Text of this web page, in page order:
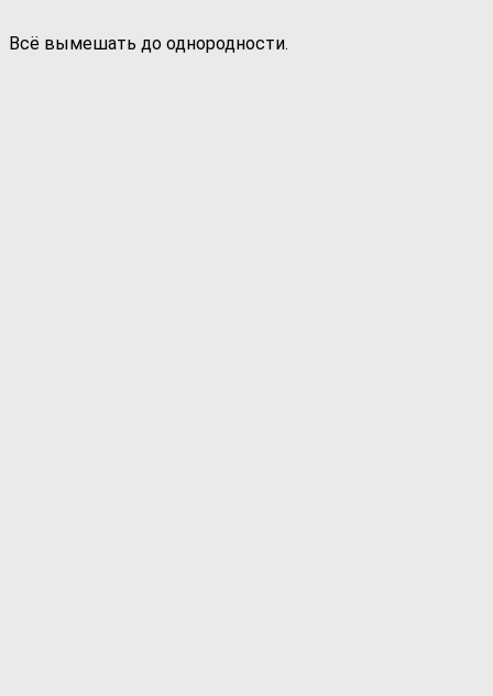
Всё вымешать до однородности.